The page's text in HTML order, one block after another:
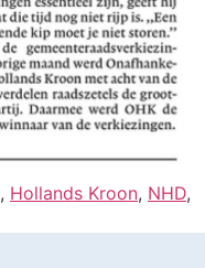
, Hollands Kroon, NHD,